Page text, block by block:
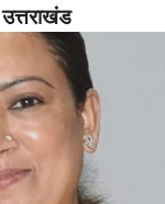
उत्तराखंड